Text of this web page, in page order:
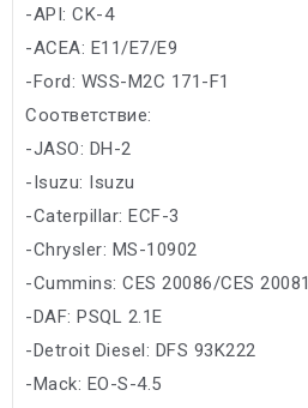
-API: CK-4
-ACEA: E11/E7/E9
-Ford: WSS-M2C 171-F1
Соответствие:
-JASO: DH-2
-Isuzu: Isuzu
-Caterpillar: ECF-3
-Chrysler: MS-10902
-Cummins: CES 20086/CES 20081
-DAF: PSQL 2.1E
-Detroit Diesel: DFS 93K222
-Mack: EO-S-4.5